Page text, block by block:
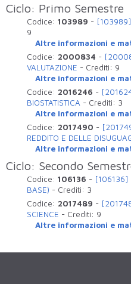
Ciclo: Primo Semestre
Codice:103989 - [103989]
9
Altre informazioni e
Codice: 2000834 -
VALUTAZIONE - Crediti: 9
Altre informazioni e
Codice: 2016246 -
BIOSTATISTICA - Crediti: 3
Altre informazioni e
Codice: 2017490 -
REDDITO E DELLE
Altre informazioni e
Ciclo: Secondo
Codice:106136 - [106136]
BASE) - Crediti: 3
Codice: 2017489 -
SCIENCE - Crediti: 9
Altre informazioni e